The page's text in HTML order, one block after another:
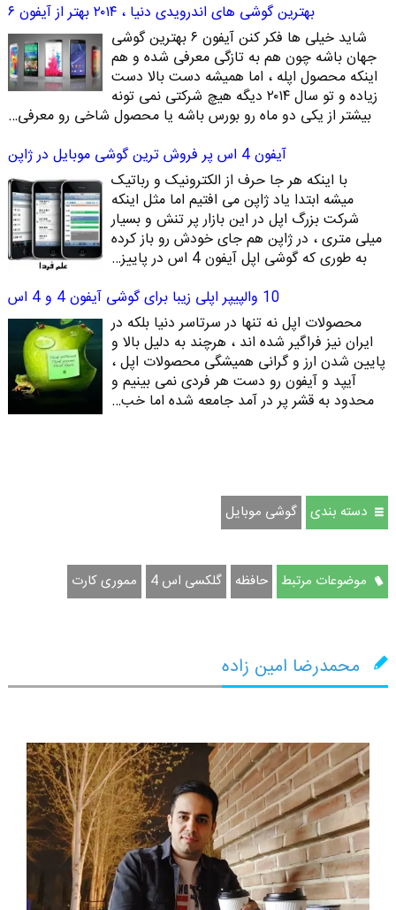
بهترین گوشی های اندرویدی دنیا ، ۲۰۱۴ بهتر از آیفون ۶
شاید خیلی ها فکر کنن آیفون ۶ بهترین گوشی
جهان باشه چون هم به تازگی معرفی شده و هم
اینکه محصول اپله ، اما همیشه دست بالا دست
زیاده و تو سال ۲۰۱۴ دیگه هیچ شرکتی نمی تونه
بیشتر از یکی دو ماه رو بورس باشه یا محصول شاخی رو معرفی…
آیفون 4 اس پر فروش ترین گوشی موبایل در ژاپن
با اینکه هر جا حرف از الکترونیک و رباتیک
میشه ابتدا یاد ژاپن می افتیم اما مثل اینکه
شرکت بزرگ اپل در این بازار پر تنش و بسیار
میلی متری ، در ژاپن هم جای خودش رو باز کرده
به طوری که گوشی اپل آیفون 4 اس در پاییز…
10 والپیپر اپلی زیبا برای گوشی آیفون 4 و 4 اس
محصولات اپل نه تنها در سرتاسر دنیا بلکه در
ایران نیز فراگیر شده اند ، هرچند به دلیل بالا و
پایین شدن ارز و گرانی همیشگی محصولات اپل ،
آیپد و آیفون رو دست هر فردی نمی بینیم و
محدود به قشر پر در آمد جامعه شده اما خب…
دسته بندی گوشی موبایل
موضوعات مرتبط حافظه گلکسی اس 4 مموری کارت
محمدرضا امین زاده